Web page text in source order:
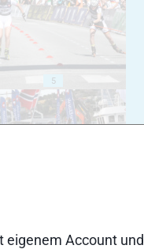
5
eigenem Account und